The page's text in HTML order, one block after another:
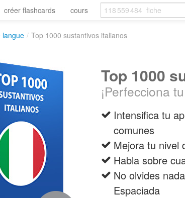
créer flashcards cours
langue / Top 1000 sustantivos italianos
Top 1000
¡Perfecciona
Intensifica tu
comunes
Mejora tu nivel
Habla sobre
No olvides
Espaciada